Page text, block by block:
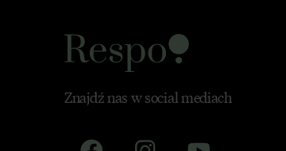
Znajdź nas w social mediach